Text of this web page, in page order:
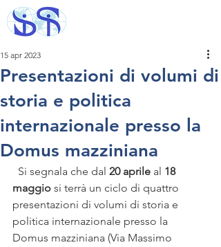
Presentazioni di volumi di
storia e politica
internazionale presso la
Domus mazziniana
15 apr 2023
  Si segnala che dal
20 aprile al 18
maggio si terrà un ciclo di quattro
presentazioni di volumi di storia e
politica internazionale presso la
Domus mazziniana (Via Massimo